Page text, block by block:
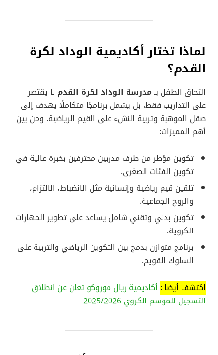
لماذا تختار أكاديمية الوداد لكرة
القدم؟
التحاق الطفل بـمدرسة الوداد لكرة القدم لا يقتصر
على التداريب فقط، بل يشمل برنامجًا متكاملًا يهدف إلى
صقل الموهبة وتربية النشء على القيم الرياضية. ومن بين
أهم المميزات:
تكوين مؤطر من طرف مدربين محترفين بخبرة عالية في
تكوين الفئات الصغرى.
تلقين قيم رياضية وإنسانية مثل الانضباط، الالتزام،
والروح الجماعية.
تكوين بدني وتقني شامل يساعد على تطوير المهارات
الكروية.
برنامج متوازن يدمج بين التكوين الرياضي والتربية على
السلوك القويم.
اكتشف أيضا : أكاديمية ريال موروكو تعلن عن انطلاق
التسجيل للموسم الكروي
2025/2026